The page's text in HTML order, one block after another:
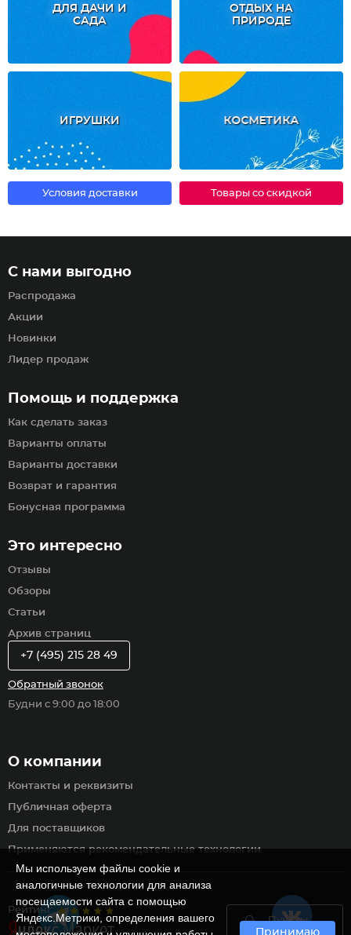
ДЛЯ ДАЧИ И
САДА
ОТДЫХ НА
ПРИРОДЕ
ИГРУШКИ КОСМЕТИКА
Условия доставки Товары со скидкой
Рейтинг
Пункты
самовывоза
Помощь и поддержка
Как сделать заказ
Варианты оплаты
Варианты доставки
Возврат и гарантия
Бонусная программа
С нами выгодно
Распродажа
Акции
Новинки
Лидер продаж
Это интересно
Отзывы
Обзоры
Статьи
Архив страниц
О компании
Контакты и реквизиты
Публичная оферта
Для поставщиков
Применяются рекомендательные технологии
+7 (495) 215 28 49
Обратный звонок
Будни с 9:00 до 18:00
Мы используем файлы cookie и
аналогичные технологии для анализа
посещаемости сайта с помощью
Яндекс.Метрики, определения вашего
Принимаю